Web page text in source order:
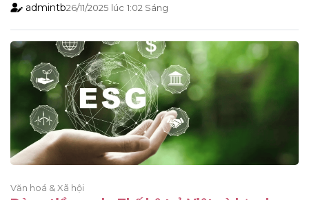
dạng và đồng thời hàng giả hàng nhái cũng xuất hiện
ngày càng nhiều. Do đó, việc lựa chọn được một [...]
admintb26/11/2025 lúc 1:02 Sáng
Văn hoá & Xã hội